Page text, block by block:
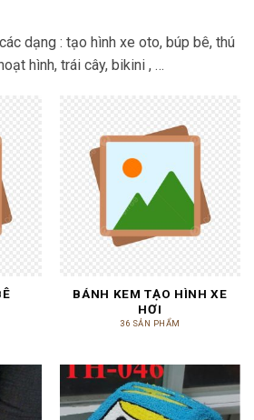
dạng : tạo hình xe oto, búp bê, thú
hình, trái cây, bikini , …
BÁNH KEM TẠO HÌNH XE
HƠI
36 SẢN PHẨM